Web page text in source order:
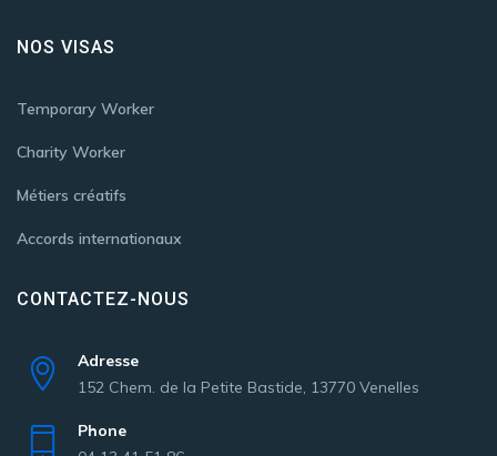
NOS VISAS
Temporary Worker
Charity Worker
Métiers créatifs
Accords internationaux
CONTACTEZ-NOUS
Adresse
152 Chem. de la Petite Bastide, 13770 Venelles
Phone